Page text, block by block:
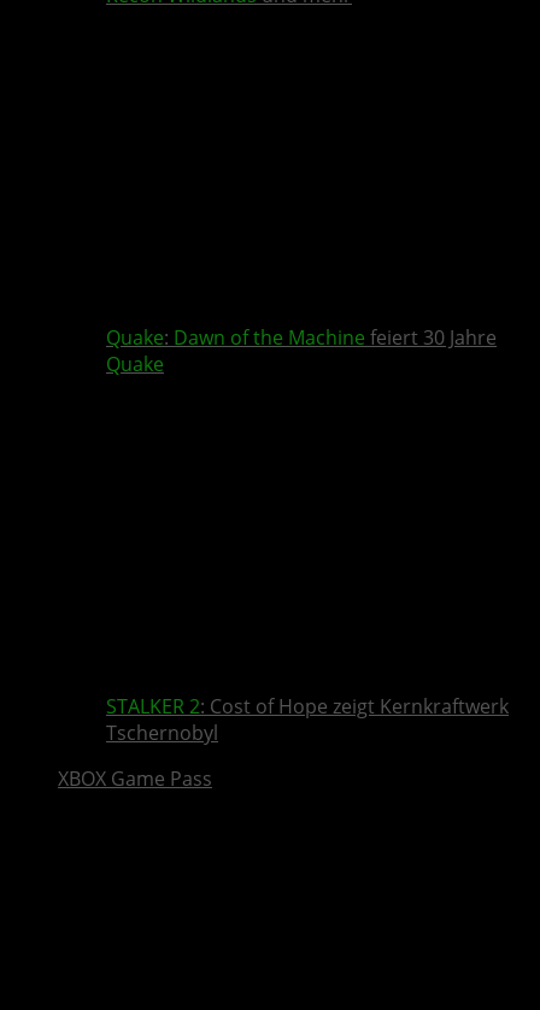
Quake: Dawn of the Machine feiert 30 Jahre
Quake
STALKER 2: Cost of Hope zeigt Kernkraftwerk
Tschernobyl
XBOX Game Pass